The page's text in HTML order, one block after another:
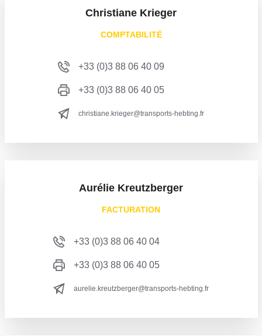
Christiane Krieger
COMPTABILITÉ
+33 (0)3 88 06 40 09
+33 (0)3 88 06 40 05
christiane.krieger@transports-hebting.fr
Aurélie Kreutzberger
FACTURATION
+33 (0)3 88 06 40 04
+33 (0)3 88 06 40 05
aurelie.kreutzberger@transports-hebting.fr